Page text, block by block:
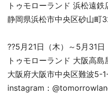
トゥモローランド 浜松遠鉄
静岡県浜松市中央区砂山町
??5月21日（木）～5月31日
トゥモローランド 大阪高島
大阪府大阪市中央区難波5-
instagram：